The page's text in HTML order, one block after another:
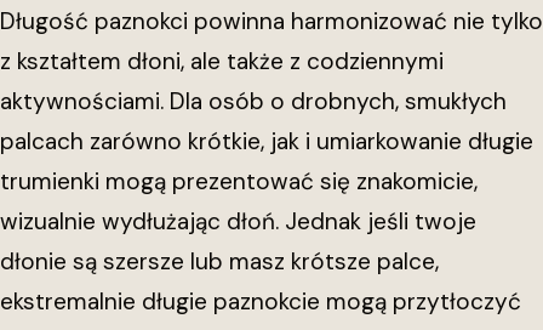
Długość paznokci powinna harmonizować nie tylko
z kształtem dłoni, ale także z codziennymi
aktywnościami. Dla osób o drobnych, smukłych
palcach zarówno krótkie, jak i umiarkowanie długie
trumienki mogą prezentować się znakomicie,
wizualnie wydłużając dłoń. Jednak jeśli twoje
dłonie są szersze lub masz krótsze palce,
ekstremalnie długie paznokcie mogą przytłoczyć